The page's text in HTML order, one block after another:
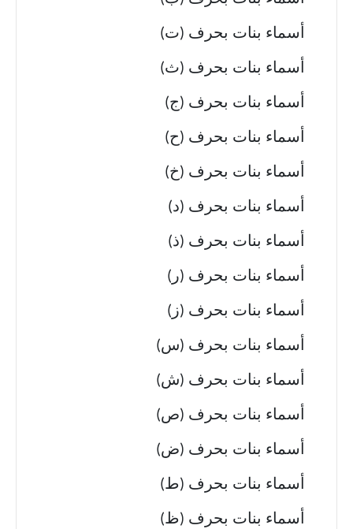
أسماء بنات بحرف (ت)
أسماء بنات بحرف (ث)
أسماء بنات بحرف (ج)
أسماء بنات بحرف (ح)
أسماء بنات بحرف (خ)
أسماء بنات بحرف (د)
أسماء بنات بحرف (ذ)
أسماء بنات بحرف (ر)
أسماء بنات بحرف (ز)
أسماء بنات بحرف (س)
أسماء بنات بحرف (ش)
أسماء بنات بحرف (ص)
أسماء بنات بحرف (ض)
أسماء بنات بحرف (ط)
أسماء بنات بحرف (ظ)